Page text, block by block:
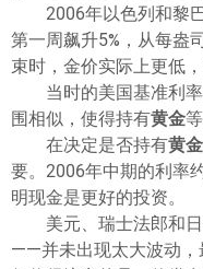
2006年以色列和黎
第一周飙升5%，从每盎
束时，金价实际上更低
当时的美国基准利
围相似，使得持有黄金
在决定是否持有黄金
要。2006年中期的利率
明现金是更好的投资。
美元、瑞士法郎和
——并未出现太大波动，